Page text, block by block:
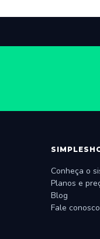
Conheça o
Planos e
Blog
Fale conosco